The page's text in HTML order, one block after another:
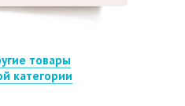
товары
категории